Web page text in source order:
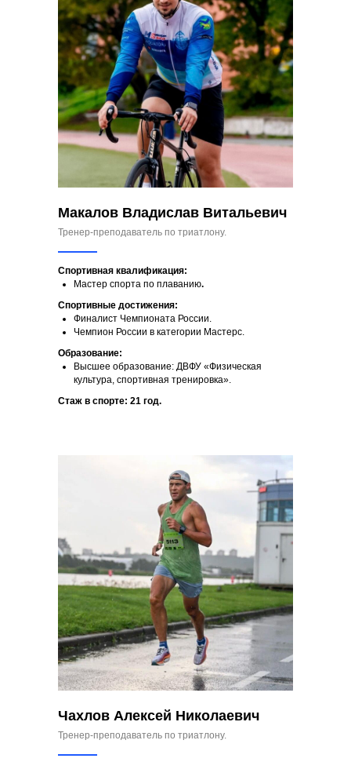
Макалов Владислав Витальевич
Тренер-преподаватель по триатлону.
Спортивная квалификация:
Мастер спорта по плаванию.
Спортивные достижения:
Финалист Чемпионата России.
Чемпион России в категории Мастерс.
Образование:
Высшее образование: ДВФУ «Физическая
культура, спортивная тренировка».
Стаж в спорте: 21 год.
Чахлов Алексей Николаевич
Тренер-преподаватель по триатлону.